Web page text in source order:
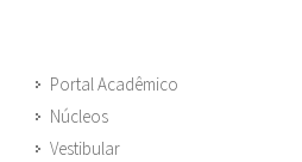
Portal Acadêmico
Núcleos
Vestibular